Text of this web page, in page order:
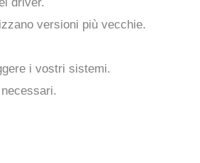
versioni più vecchie.
i vostri sistemi.